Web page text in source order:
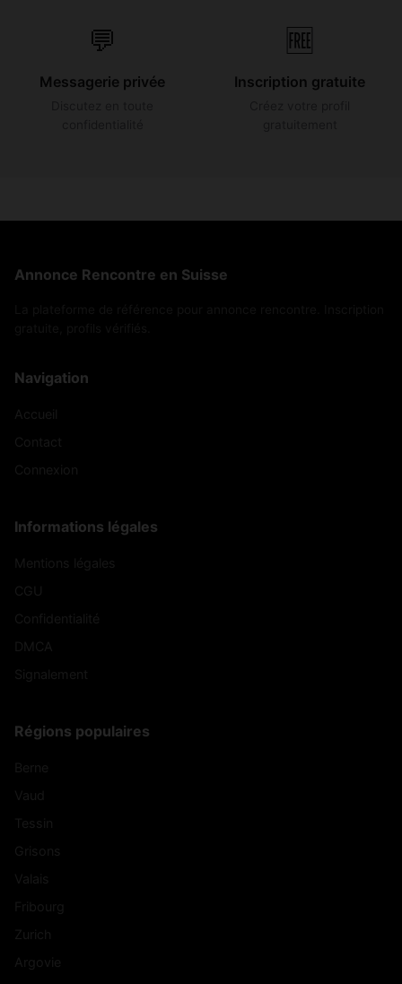
💬
Messagerie privée
🆓
Inscription gratuite
Annonce Rencontre en Suisse
Navigation
Informations légales
Régions populaires